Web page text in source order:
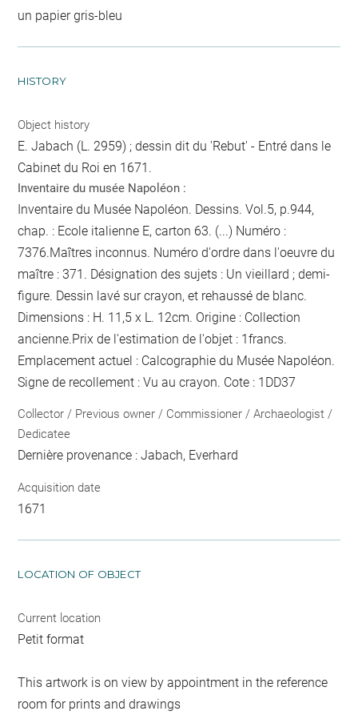
un papier gris-bleu
HISTORY
Object history
E. Jabach (L. 2959) ; dessin dit du 'Rebut' - Entré dans le
Cabinet du Roi en 1671.
Inventaire du musée Napoléon :
Inventaire du Musée Napoléon. Dessins. Vol.5, p.944,
chap. : Ecole italienne E, carton 63. (...) Numéro :
7376.Maîtres inconnus. Numéro d'ordre dans l'oeuvre du
maître : 371. Désignation des sujets : Un vieillard ; demi-
figure. Dessin lavé sur crayon, et rehaussé de blanc.
Dimensions : H. 11,5 x L. 12cm. Origine : Collection
ancienne.Prix de l'estimation de l'objet : 1francs.
Emplacement actuel : Calcographie du Musée Napoléon.
Signe de recollement :Vu au crayon. Cote : 1DD37
Collector / Previous owner / Commissioner / Archaeologist /
Dedicatee
Dernière provenance : Jabach, Everhard
Acquisition date
1671
LOCATION OF OBJECT
Current location
Petit format
This artwork is on view by appointment in the reference
room for prints and drawings